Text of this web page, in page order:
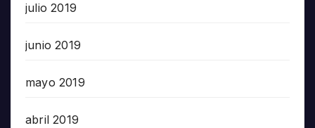
julio 2019
junio 2019
mayo 2019
abril 2019